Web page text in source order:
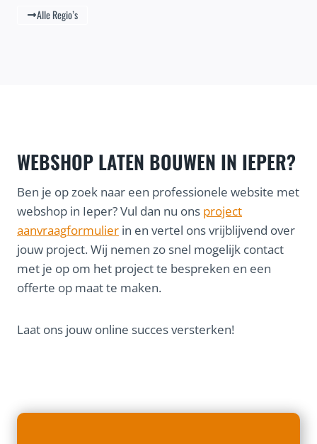
Alle Regio’s
WEBSHOP LATEN BOUWEN IN IEPER?
Ben je op zoek naar een professionele website met
webshop in Ieper? Vul dan nu ons project
aanvraagformulier in en vertel ons vrijblijvend over
jouw project. Wij nemen zo snel mogelijk contact
met je op om het project te bespreken en een
offerte op maat te maken.
Laat ons jouw online succes versterken!